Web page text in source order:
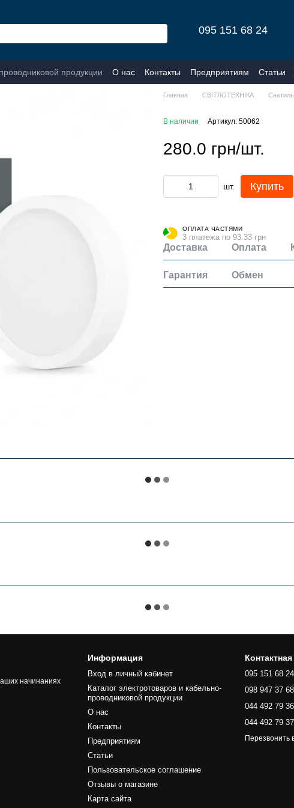
095 151 68 24
продукции О нас Контакты Предприятиям Статьи
Главная СВІТЛОТЕХНІКА
В наличии Артикул: 50062
280.0 грн/шт.
шт. Купить
ОПЛАТА ЧАСТЯМИ
3 платежа по 93.33 грн
Доставка Оплата
Гарантия Обмен
начинаниях
Информация
Вход в личный кабинет
Каталог электротоваров и кабельно-
проводниковой продукции
О нас
Контакты
Предприятиям
Статьи
Пользовательское соглашение
Отзывы о магазине
Карта сайта
095 151 68 24
098 947 37 68
044 492 79 36
044 492 79 37
Перезвонить